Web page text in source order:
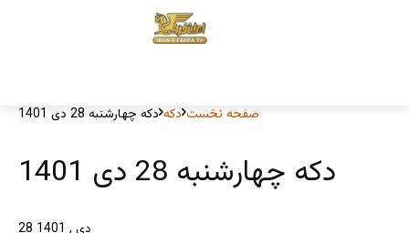
صفحه نخست دکه دکه چهارشنبه 28 دی 1401
دکه چهارشنبه 28 دی 1401